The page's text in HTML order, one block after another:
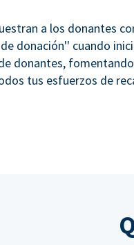
a los donantes
donación'' cuando
donantes,
tus esfuerzos de